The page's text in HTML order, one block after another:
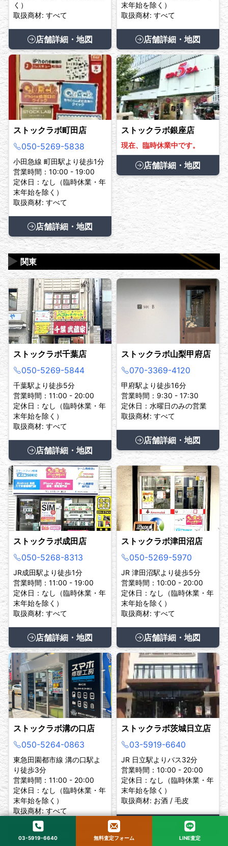
く）
取扱商材: すべて
店舗詳細・地図
末年始を除く）
取扱商材: すべて
店舗詳細・地図
ストックラボ町田店
050-5269-5838
小田急線 町田駅より徒歩1分
営業時間：10:00 - 19:00
定休日：なし（臨時休業・年
末年始を除く）
取扱商材: すべて
店舗詳細・地図
ストックラボ銀座店
現在、臨時休業中です。
店舗詳細・地図
関東
▶
ストックラボ千葉店
050-5269-5844
千葉駅より徒歩5分
営業時間：11:00 - 20:00
定休日：なし（臨時休業・年
末年始を除く）
取扱商材: すべて
店舗詳細・地図
ストックラボ山梨甲府店
070-3369-4120
甲府駅より徒歩16分
営業時間：9:30 - 17:30
定休日：水曜日のみの営業
取扱商材: すべて
店舗詳細・地図
ストックラボ成田店
050-5268-8313
JR成田駅より徒歩1分
営業時間：11:00 - 19:00
定休日：なし（臨時休業・年
末年始を除く）
取扱商材: すべて
店舗詳細・地図
ストックラボ津田沼店
050-5269-5970
JR 津田沼駅より徒歩5分
営業時間：10:00 - 20:00
定休日：なし（臨時休業・年
末年始を除く）
取扱商材: すべて
店舗詳細・地図
ストックラボ溝の口店
050-5264-0863
東急田園都市線 溝の口駅よ
り徒歩3分
営業時間：11:00 - 20:00
定休日：なし（臨時休業・年
末年始を除く）
取扱商材: すべて
店舗詳細・地図
ストックラボ茨城日立店
03-5919-6640
JR 日立駅よりバス32分
営業時間：10:00 - 20:00
定休日：なし（臨時休業・年
末年始を除く）
取扱商材: お酒 / 毛皮
店舗詳細・地図
03-5919-6640 無料査定フォーム LINE査定